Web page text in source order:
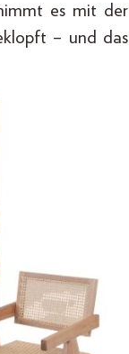
es mit der
– und das